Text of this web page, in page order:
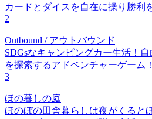
カードとダイスを自在に操り勝利
2
Outbound / アウトバウンド
SDGsなキャンピングカー生活！
を探索するアドベンチャーゲーム！
3
ほの暮しの庭
ほのぼの田舎暮らしは夜がくると